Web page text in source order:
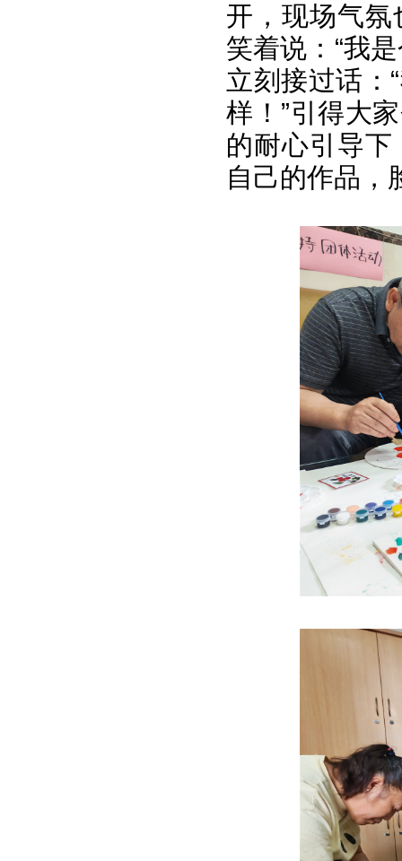
开，现场气
笑着说：“我
立刻接过话：
样！”引得大
的耐心引导
自己的作品，